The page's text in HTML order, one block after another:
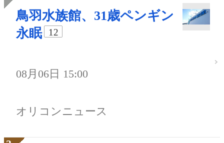
鳥羽水族館、31歳ペンギン
永眠
12
08月06日 15:00
オリコンニュース